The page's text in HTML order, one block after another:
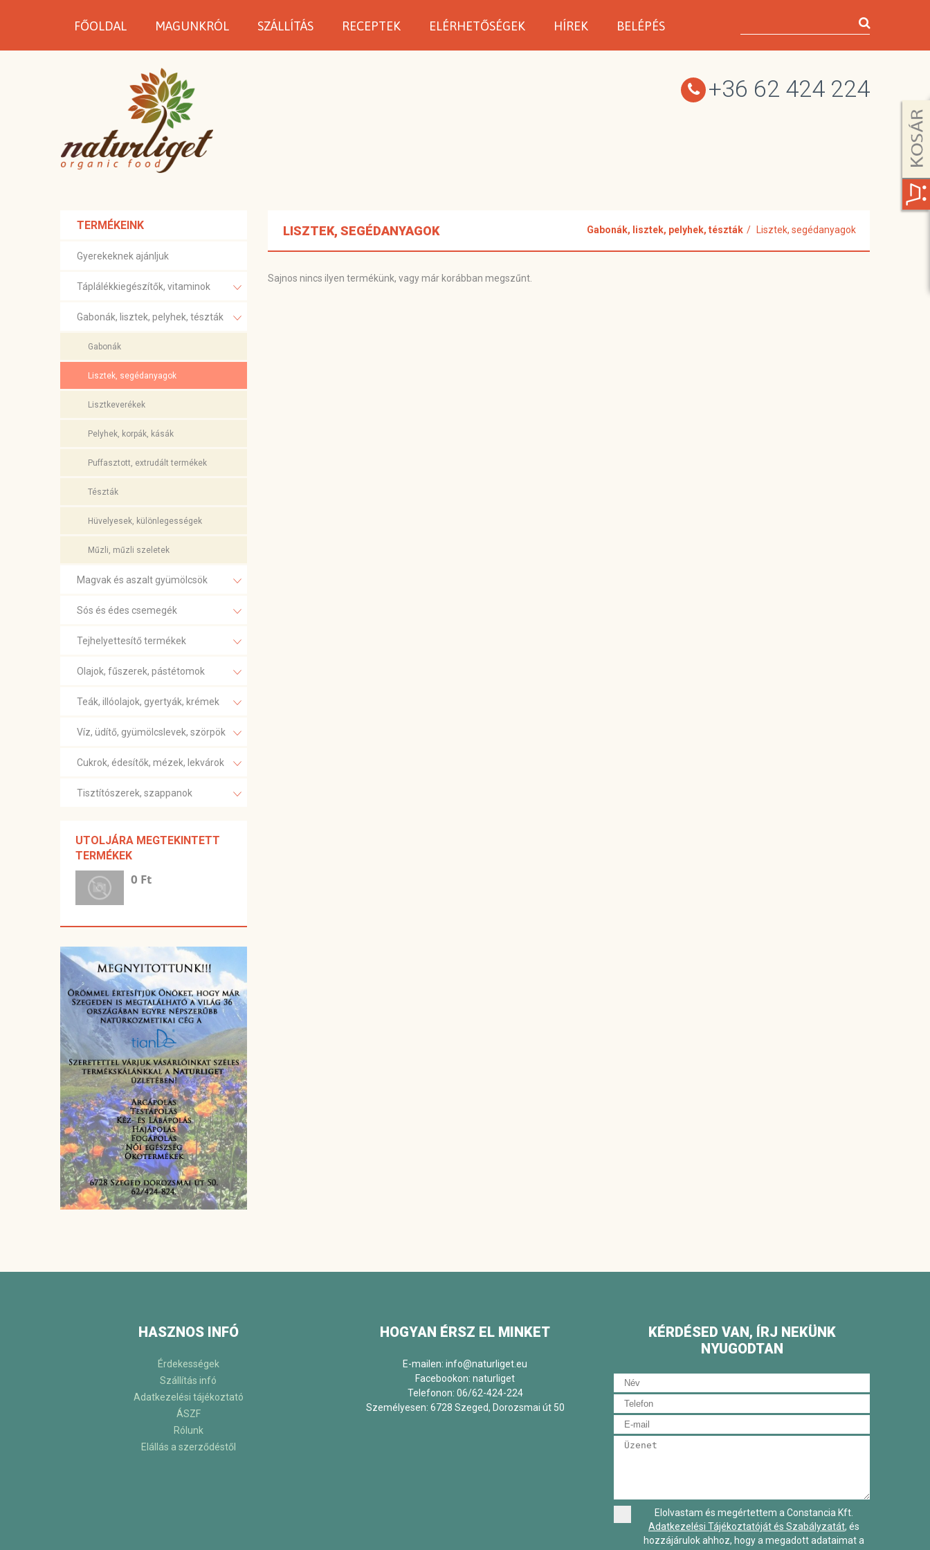
FŐOLDAL MAGUNKRÓL SZÁLLÍTÁS RECEPTEK ELÉRHETŐSÉGEK HÍREK BELÉPÉS
+36 62 424 224
TERMÉKEINK
Gyerekeknek ajánljuk
Táplálékkiegészítők, vitaminok
Gabonák, lisztek, pelyhek, tészták
Gabonák
Lisztek, segédanyagok
Lisztkeverékek
Pelyhek, korpák, kásák
Puffasztott, extrudált termékek
Tészták
Hüvelyesek, különlegességek
Műzli, műzli szeletek
Magvak és aszalt gyümölcsök
Sós és édes csemegék
Tejhelyettesítő termékek
Olajok, fűszerek, pástétomok
Teák, illóolajok, gyertyák, krémek
Víz, üdítő, gyümölcslevek, szörpök
Cukrok, édesítők, mézek, lekvárok
Tisztítószerek, szappanok
UTOLJÁRA MEGTEKINTETT
TERMÉKEK
0 Ft
LISZTEK, SEGÉDANYAGOK Gabonák, lisztek, pelyhek, tészták Lisztek, segédanyagok
Sajnos nincs ilyen termékünk, vagy már korábban megszűnt.
HASZNOS INFÓ
Érdekességek
Szállítás infó
Adatkezelési tájékoztató
ÁSZF
Rólunk
Elállás a szerződéstől
HOGYAN ÉRSZ EL MINKET
E-mailen: info@naturliget.eu
Facebookon: naturliget
Telefonon: 06/62-424-224
Személyesen: 6728 Szeged, Dorozsmai út 50
KÉRDÉSED VAN, ÍRJ NEKÜNK
NYUGODTAN
Elolvastam és megértettem a Constancia Kft.
Adatkezelési Tájékoztatóját és Szabályzatát, és
hozzájárulok ahhoz, hogy a megadott adataimat a